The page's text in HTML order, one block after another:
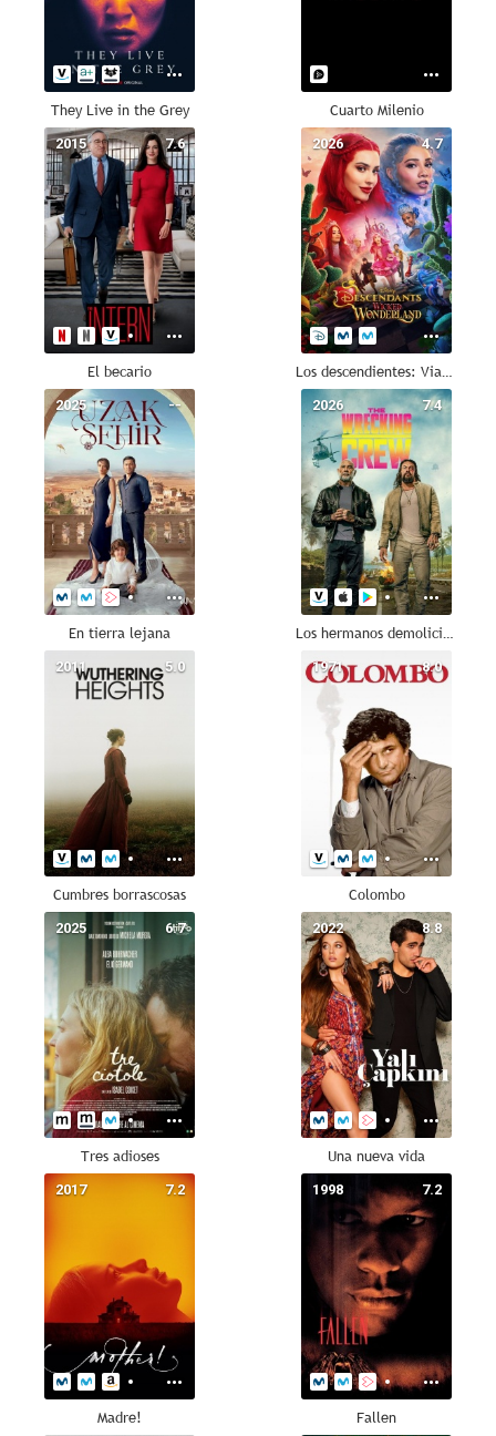
They Live in the Grey Cuarto Milenio
7.6
2015
El becario
4.7
2026
Los descendientes: Viaje al mundo oscuro
--
2025
En tierra lejana
7.4
2026
Los hermanos demolición
5.0
2011
Cumbres borrascosas
8.0
1971
Colombo
6.7
2025
Tres adioses
8.8
2022
Una nueva vida
7.2
2017
Madre!
7.2
1998
Fallen